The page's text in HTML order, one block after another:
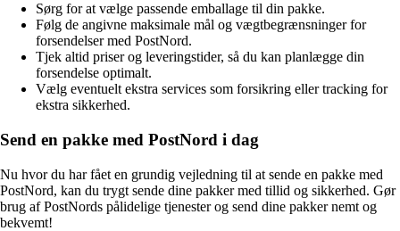
Sørg for at vælge passende emballage til din pakke.
Følg de angivne maksimale mål og vægtbegrænsninger for
forsendelser med PostNord.
Tjek altid priser og leveringstider, så du kan planlægge din
forsendelse optimalt.
Vælg eventuelt ekstra services som forsikring eller tracking for
ekstra sikkerhed.
Send en pakke med PostNord i dag
Nu hvor du har fået en grundig vejledning til at sende en pakke med
PostNord, kan du trygt sende dine pakker med tillid og sikkerhed. Gør
brug af PostNords pålidelige tjenester og send dine pakker nemt og
bekvemt!